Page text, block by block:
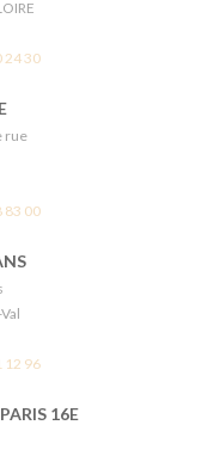
24 30
rue
83 00
12 96
16E